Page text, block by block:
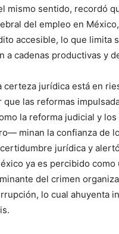
mismo sentido, recordó
del empleo en
accesible, lo que limita
a cadenas productivas y
certeza jurídica está en
que las reformas
la reforma judicial y los
minan la confianza de
jurídica y
ya es percibido como
del crimen
lo cual ahuyenta